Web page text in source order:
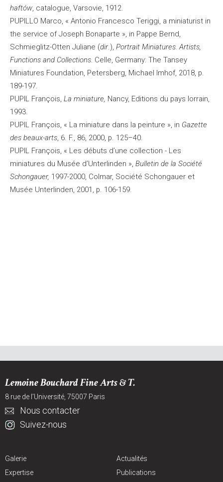
haftów, catalogue, Varsovie, 1912.
PUPILLO Marco, « Antonio Francesco Teriggi, a miniaturist in
the service of Joseph Bonaparte », in Pappe Bernd,
Schmieglitz-Otten Juliane (dir.), Portrait Miniatures. Artists,
Functions and Collections. Celle, Germany: The Tansey
Miniatures Foundation, Petersberg, Michael Imhof, 2018, p.
189-197.
PUPIL François, La miniature, Nancy, Editions du pays lorrain,
1993.
PUPIL François, « La miniature dans la peinture », in Gazette
des beaux-arts, 6. F., 86, 2000, p. 125–40.
PUPIL François, « Les débuts d’une collection - Les
miniatures du Musée d’Unterlinden », Bulletin de la Société
Schongauer, 1997-2000, Colmar, Société Schongauer et
Musée Unterlinden, 2001, p. 106-159.
Lemoine Bouchard Fine Arts & T.
8 rue de l’Université, 75007 Paris
Nous contacter
Suivez-nous
Galerie
Expertise
Actualités
Publications